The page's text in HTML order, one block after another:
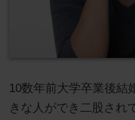
10数年前大学卒業後結
きな人ができ二股され